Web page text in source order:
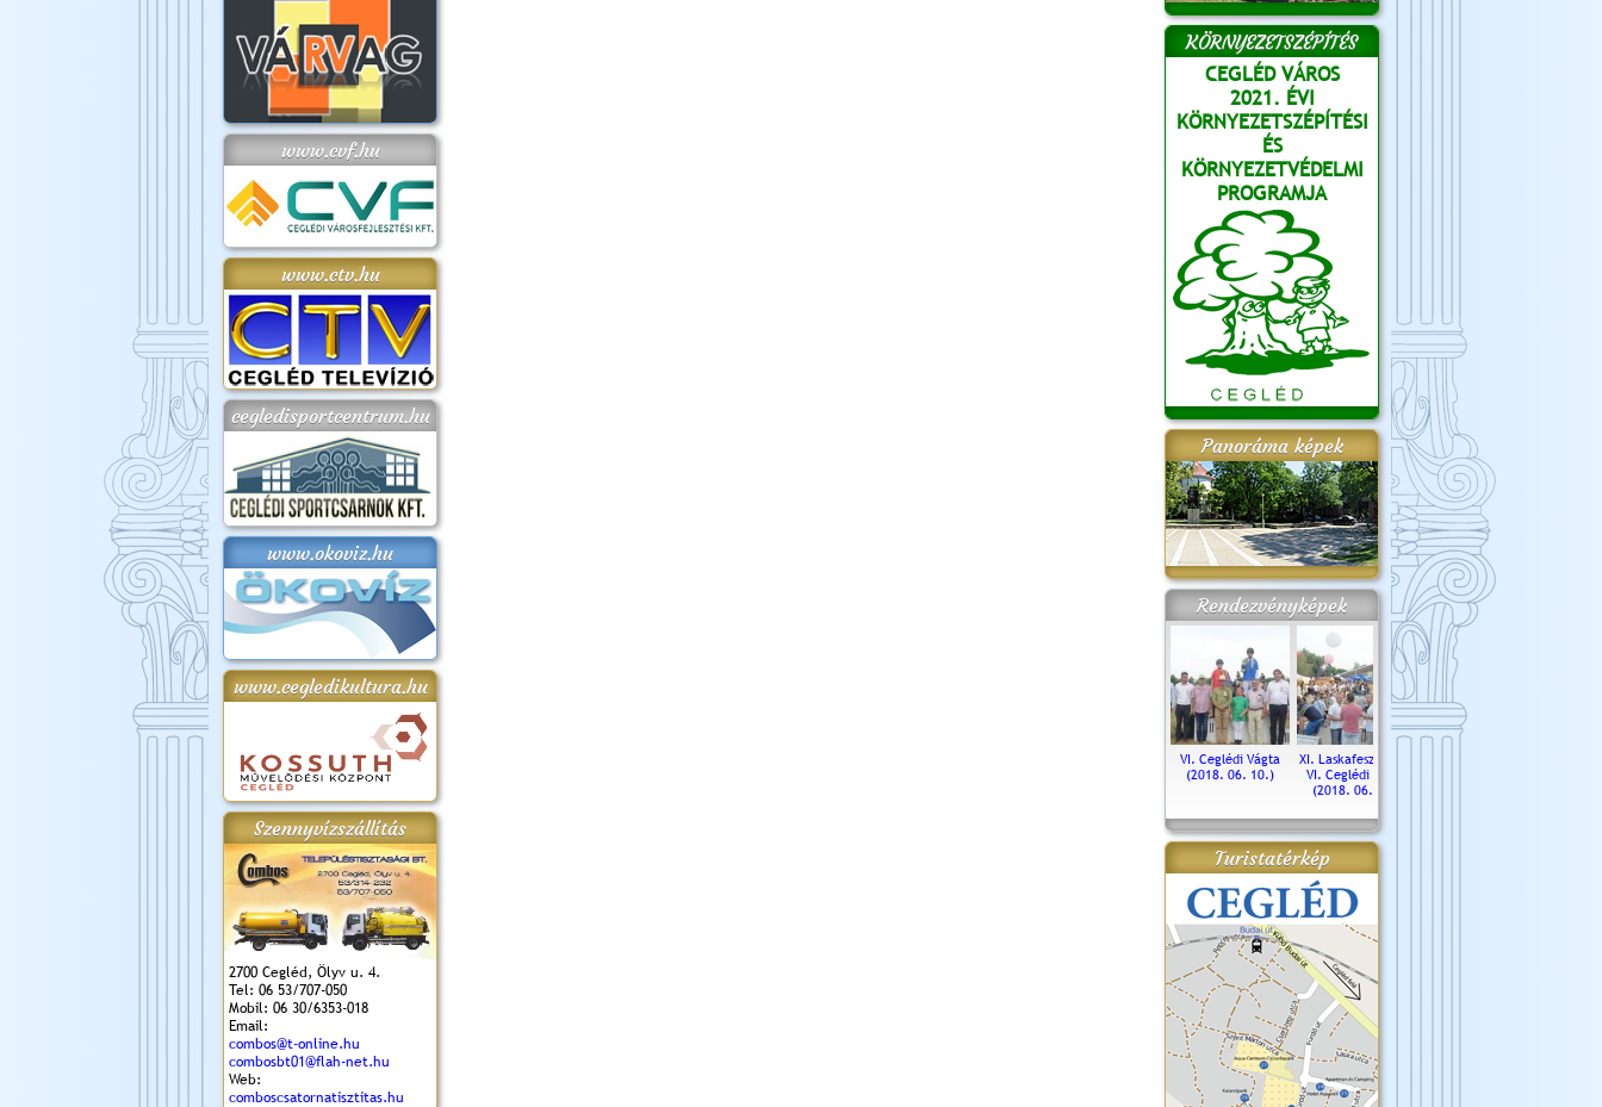
www.cvf.hu
www.ctv.hu
cegledisportcentrum.hu
www.okoviz.hu
www.cegledikultura.hu
Szennyvízszállítás
2700 Cegléd, Ölyv u. 4.
Tel: 06 53/707-050
Mobil: 06 30/6353-018
Email:
combos@t-online.hu
combosbt01@flah-net.hu
Web:
comboscsatornatisztitas.hu
KÖRNYEZETSZÉPÍTÉS
CEGLÉD VÁROS
2021. ÉVI
KÖRNYEZETSZÉPÍTÉSI
ÉS
KÖRNYEZETVÉDELMI
PROGRAMJA
Panoráma képek
Rendezvényképek
VI. Ceglédi Vágta
(2018. 06. 10.)
XI. Laskafesztivál és
VI. Ceglédi Vágta
(2018. 06. 10.)
Városnapok 2018.
Kossuth Toborzó
Ünnepély
Szent István Ünnepe
(2017. 08. 20.)
Turistatérkép